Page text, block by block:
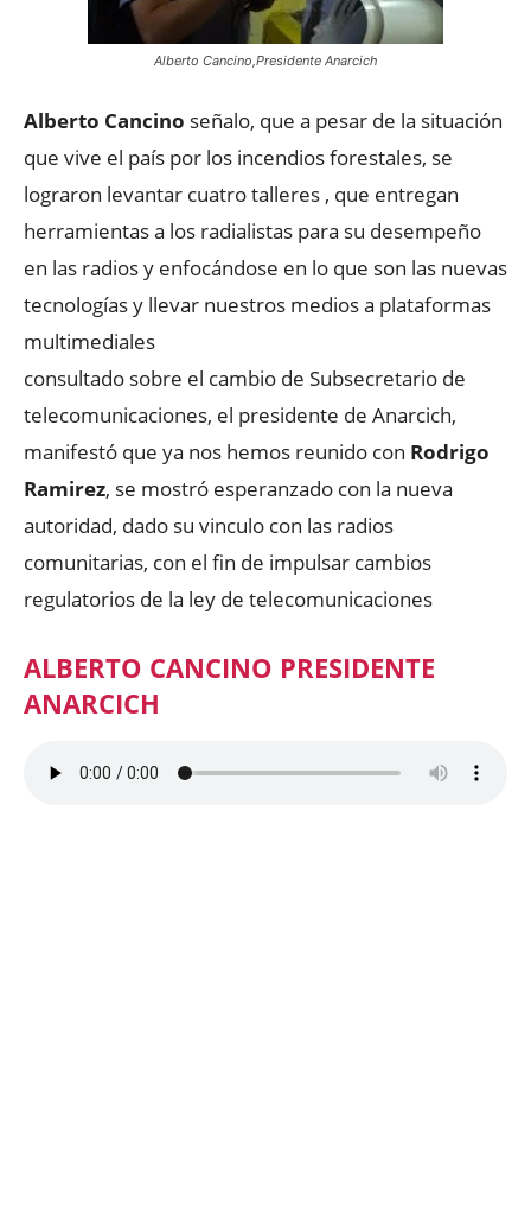
Alberto Cancino,Presidente Anarcich
Alberto Cancino señalo, que a pesar de la situación
que vive el país por los incendios forestales, se
lograron levantar cuatro talleres , que entregan
herramientas a los radialistas para su desempeño
en las radios y enfocándose en lo que son las nuevas
tecnologías y llevar nuestros medios a plataformas
multimediales
consultado sobre el cambio de Subsecretario de
telecomunicaciones, el presidente de Anarcich,
manifestó que ya nos hemos reunido con Rodrigo
Ramirez, se mostró esperanzado con la nueva
autoridad, dado su vinculo con las radios
comunitarias, con el fin de impulsar cambios
regulatorios de la ley de telecomunicaciones
ALBERTO CANCINO PRESIDENTE
ANARCICH